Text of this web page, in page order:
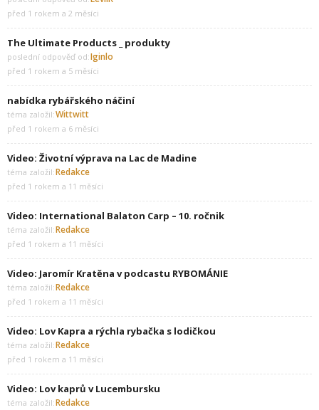
před 1 rokem a 2 měsíci
The Ultimate Products _ produkty
poslední odpověď od:Iginlo
před 1 rokem a 5 měsíci
nabídka rybářského náčiní
téma založil:Wittwitt
před 1 rokem a 6 měsíci
Video: Životní výprava na Lac de Madine
téma založil:Redakce
před 1 rokem a 11 měsíci
Video: International Balaton Carp – 10. ročnik
téma založil:Redakce
před 1 rokem a 11 měsíci
Video: Jaromír Kratěna v podcastu RYBOMÁNIE
téma založil:Redakce
před 1 rokem a 11 měsíci
Video: Lov Kapra a rýchla rybačka s lodičkou
téma založil:Redakce
před 1 rokem a 11 měsíci
Video: Lov kaprů v Lucembursku
téma založil:Redakce